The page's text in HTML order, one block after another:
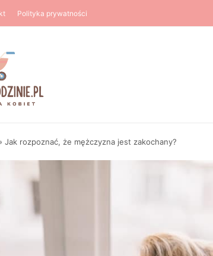
Polityka prywatności
Jak rozpoznać, że mężczyzna jest zakochany?